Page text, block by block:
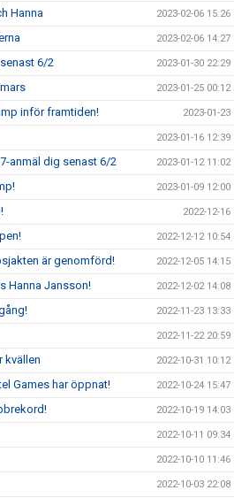
Hanna 2023-02-06 15:26
2023-02-06 14:27
6/2 2023-01-30 22:29
2023-01-25 00:12
inför framtiden! 2023-01-23
2023-01-16 12:39
anmäl dig senast 6/2 2023-01-12 11:02
2023-01-09 12:00
2022-12-16
2022-12-12 10:54
är genomförd! 2022-12-05 14:15
Hanna Jansson! 2022-12-02 14:08
2022-11-23 13:33
2022-11-22 20:59
kvällen 2022-10-31 10:12
Games har öppnat! 2022-10-24 15:47
2022-10-19 14:03
2022-10-11 09:34
2022-10-10 11:46
2022-10-03 22:08